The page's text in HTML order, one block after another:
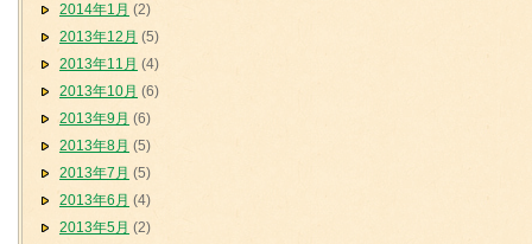
2014年1月 (2)
2013年12月 (5)
2013年11月 (4)
2013年10月 (6)
2013年9月 (6)
2013年8月 (5)
2013年7月 (5)
2013年6月 (4)
2013年5月 (2)